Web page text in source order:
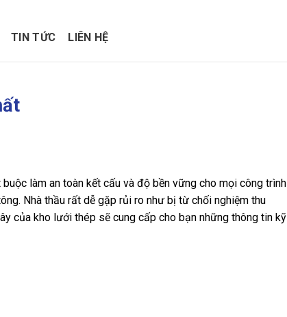
TIN TỨC LIÊN HỆ
làm an toàn kết cấu và độ bền vững cho mọi công trình
Nhà thầu rất dễ gặp rủi ro như bị từ chối nghiệm thu
của kho lưới thép sẽ cung cấp cho bạn những thông tin kỹ